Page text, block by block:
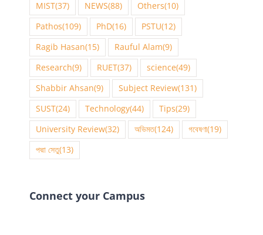
MIST(37) NEWS(88) Others(10)
Pathos(109) PhD(16) PSTU(12)
Ragib Hasan(15) Rauful Alam(9)
Research(9) RUET(37) science(49)
Shabbir Ahsan(9) Subject Review(131)
SUST(24) Technology(44) Tips(29)
University Review(32) অভিমত(124) গবেষণা(19)
পদ্মা সেতু(13)
Connect your Campus